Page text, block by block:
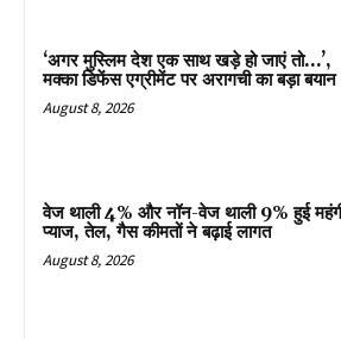
‘अगर मुस्लिम देश एक साथ खड़े हो जाएं तो…’,
मक्का डिफेंस एग्रीमेंट पर अरागची का बड़ा बयान
August 8, 2026
वेज थाली 4% और नॉन-वेज थाली 9% हुई
प्याज, तेल, गैस कीमतों ने बढ़ाई लागत
August 8, 2026